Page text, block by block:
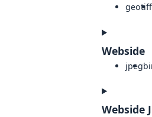
geotiff
Webside
jpeg
Webside